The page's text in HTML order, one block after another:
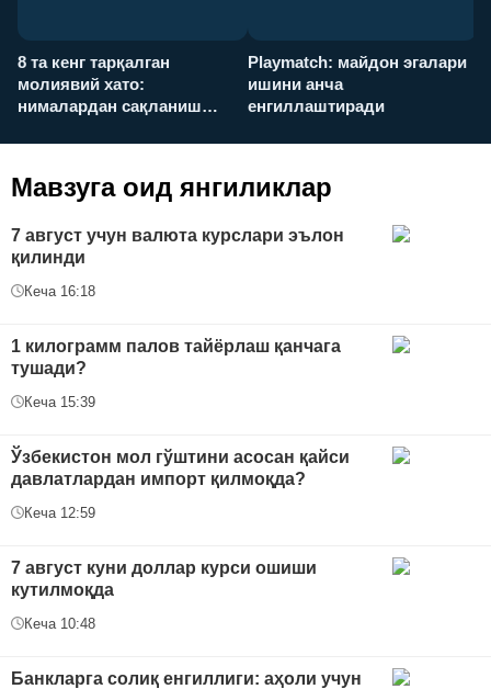
8 та кенг тарқалган
молиявий хато:
нималардан сақланиш
Playmatch: майдон эгалари
ишини анча
енгиллаштиради
Мавзуга оид янгиликлар
7 август учун валюта курслари эълон
қилинди
Кеча 16:18
1 килограмм палов тайёрлаш қанчага
тушади?
Кеча 15:39
Ўзбекистон мол гўштини асосан қайси
давлатлардан импорт қилмоқда?
Кеча 12:59
7 август куни доллар курси ошиши
кутилмоқда
Кеча 10:48
Банкларга солиқ енгиллиги: аҳоли учун